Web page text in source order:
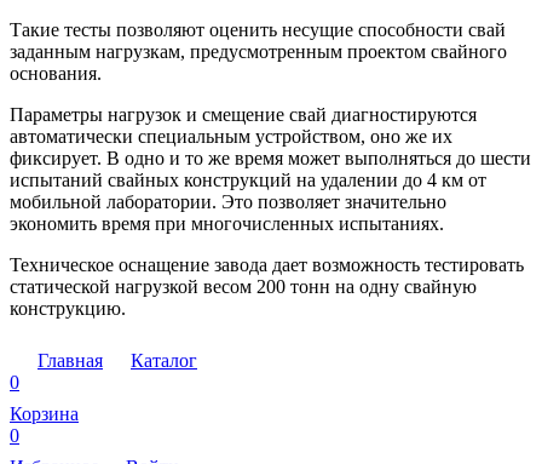
Такие тесты позволяют оценить несущие способности свай
заданным нагрузкам, предусмотренным проектом свайного
основания.
Параметры нагрузок и смещение свай диагностируются
автоматически специальным устройством, оно же их
фиксирует. В одно и то же время может выполняться до шести
испытаний свайных конструкций на удалении до 4 км от
мобильной лаборатории. Это позволяет значительно
экономить время при многочисленных испытаниях.
Техническое оснащение завода дает возможность тестировать
статической нагрузкой весом 200 тонн на одну свайную
конструкцию.
Главная
Каталог
0
Корзина
0